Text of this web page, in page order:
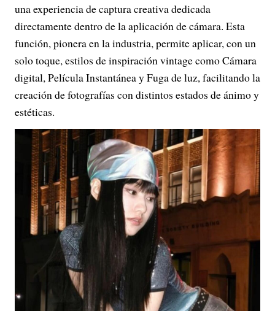
una experiencia de captura creativa dedicada
directamente dentro de la aplicación de cámara. Esta
función, pionera en la industria, permite aplicar, con un
solo toque, estilos de inspiración vintage como Cámara
digital, Película Instantánea y Fuga de luz, facilitando la
creación de fotografías con distintos estados de ánimo y
estéticas.